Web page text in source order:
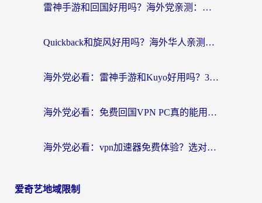
雷神手游和回国好用吗？海外党亲测：选对加速器才能无缝刷剧打游戏
Quickback和旋风好用吗？海外华人亲测：选对回国加速器才能无缝看央视5
海外党必看：雷神手游和Kuyo好用吗？3款回国加速器实测+避坑指南
海外党必看：免费回国VPN PC真的能用？附国内高速VPN选择全攻略
海外党必看：vpn加速器免费体验？选对回国加速器才能无缝刷国内剧玩国服
爱奇艺地域限制